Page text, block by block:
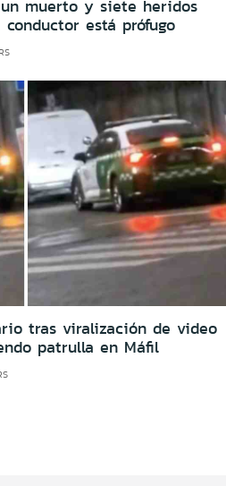
muerto y siete heridos
está prófugo
tras viralización de video
patrulla en Máfil